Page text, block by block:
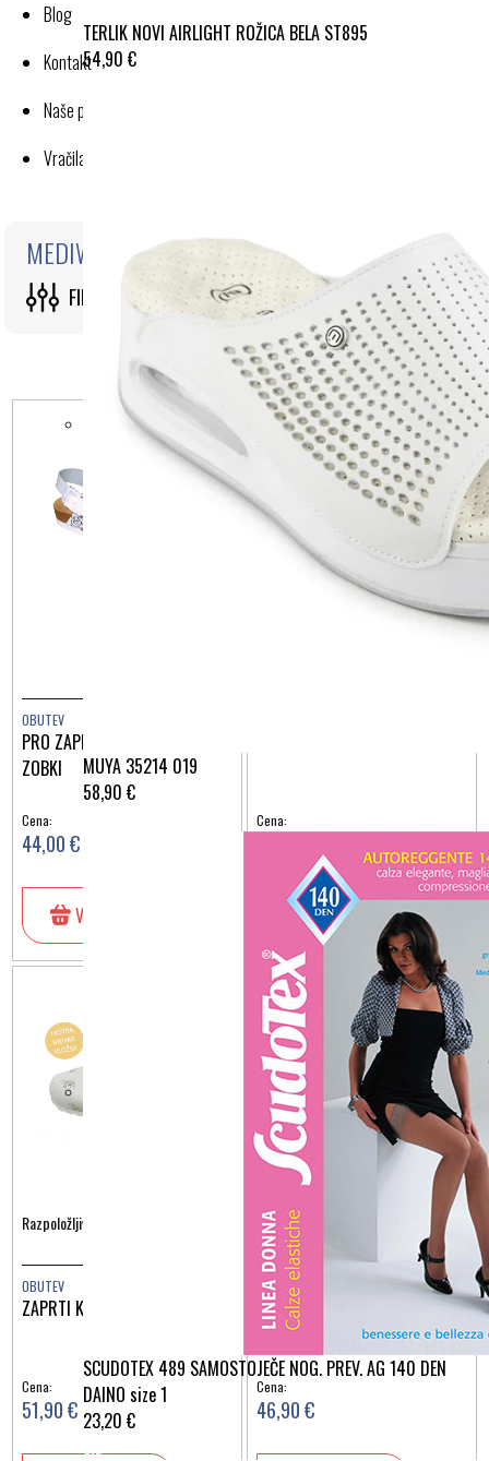
TERLIK NOVI AIRLIGHT ROŽICA BELA ST895
54,90 €
MUYA 35214 019
58,90 €
SCUDOTEX 489 SAMOSTOJEČE NOG. PREV. AG 140 DEN
DAINO size 1
23,20 €
Blog
Kontakt
Naše poslovanje
Vračila in reklamacije
MEDIWALK
FILTRI
OBUTEV
PRO ZAPRTI ANATOM BELI
ZOBKI
Cena:
44,00 €
V košarico
Cena:
V košarico
Razpoložljive barve:
OBUTEV
ZAPRTI KRIŽNI ZLATE ČEBELE
Cena:
51,90 €
Razpoložljive barve:
OBUTEV
ZAPRTI KRIŽNI SOVICE
Cena:
46,90 €